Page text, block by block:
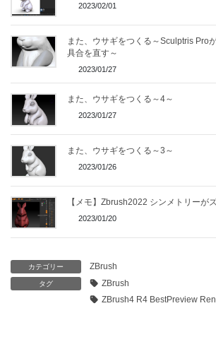
2023/02/01
また、ウサギをつくる～Sculptris Pro
具合を直す～
2023/01/27
また、ウサギをつくる～4～
2023/01/27
また、ウサギをつくる～3～
2023/01/26
【メモ】Zbrush2022 シンメトリーが
2023/01/20
カテゴリー ZBrush
タグ
ZBrush
ZBrush4 R4 BestPreview